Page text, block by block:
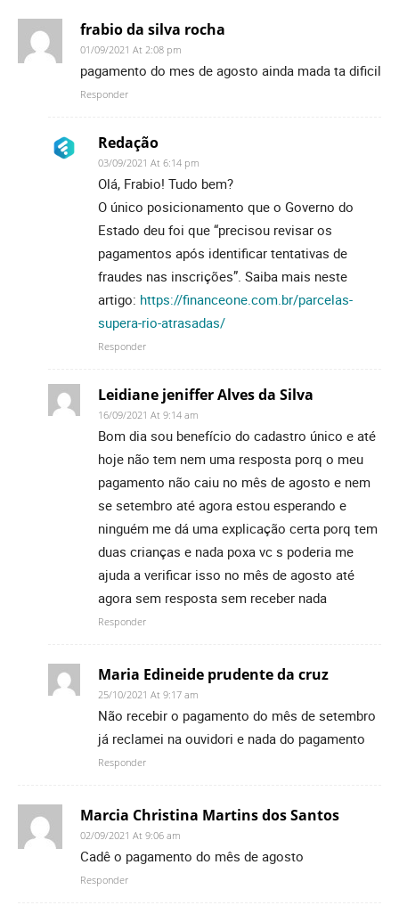
frabio da silva rocha
01/09/2021 At 2:08 pm
pagamento do mes de agosto ainda mada ta dificil
Responder
Redação
03/09/2021 At 6:14 pm
Olá, Frabio! Tudo bem?
O único posicionamento que o Governo do
Estado deu foi que “precisou revisar os
pagamentos após identificar tentativas de
fraudes nas inscrições”. Saiba mais neste
artigo: https://financeone.com.br/parcelas-
supera-rio-atrasadas/
Responder
Leidiane jeniffer Alves da Silva
16/09/2021 At 9:14 am
Bom dia sou benefício do cadastro único e até
hoje não tem nem uma resposta porq o meu
pagamento não caiu no mês de agosto e nem
se setembro até agora estou esperando e
ninguém me dá uma explicação certa porq tem
duas crianças e nada poxa vc s poderia me
ajuda a verificar isso no mês de agosto até
agora sem resposta sem receber nada
Responder
Maria Edineide prudente da cruz
25/10/2021 At 9:17 am
Não recebir o pagamento do mês de setembro
já reclamei na ouvidori e nada do pagamento
Responder
Marcia Christina Martins dos Santos
02/09/2021 At 9:06 am
Cadê o pagamento do mês de agosto
Responder